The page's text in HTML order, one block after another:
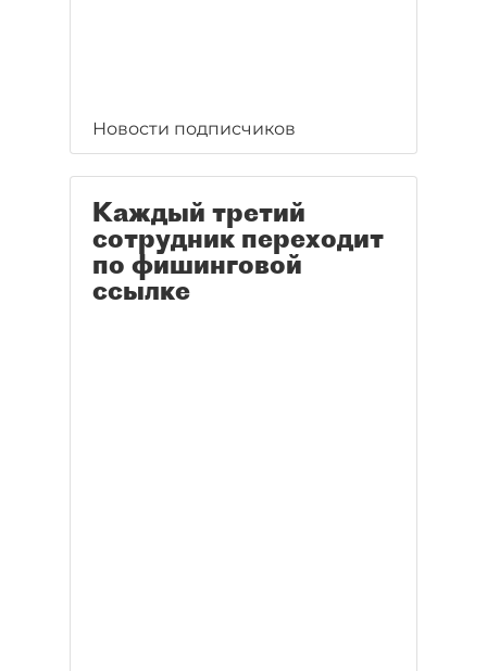
Новости подписчиков
Каждый третий
сотрудник переходит
по фишинговой
ссылке